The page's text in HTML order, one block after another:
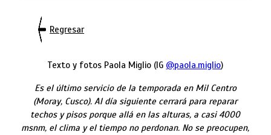
Regresar
Texto y fotos Paola Miglio (IG @paola.miglio)
Es el último servicio de la temporada en Mil Centro
(Moray, Cusco). Al día siguiente cerrará para reparar
techos y pisos porque allá en las alturas, a casi 4000
msnm, el clima y el tiempo no perdonan. No se preocupen,